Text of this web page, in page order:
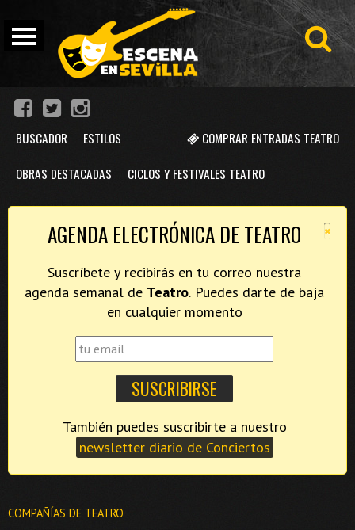
COMPRAR ENTRADAS TEATRO
BUSCADOR ESTILOS
OBRAS DESTACADAS CICLOS Y FESTIVALES TEATRO
×
AGENDA ELECTRÓNICA DE TEATRO
Suscríbete y recibirás en tu correo nuestra
agenda semanal de Teatro. Puedes darte de baja
en cualquier momento
newsletter diario de Conciertos
COMPAÑÍAS DE TEATRO